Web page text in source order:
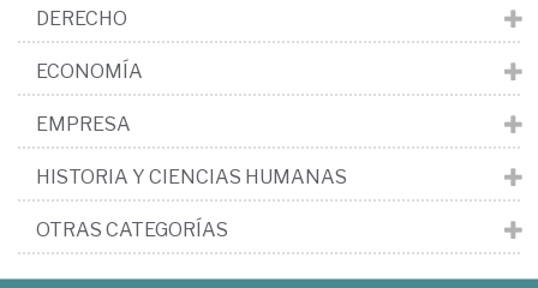
DERECHO
ECONOMÍA
EMPRESA
HISTORIA Y CIENCIAS HUMANAS
OTRAS CATEGORÍAS